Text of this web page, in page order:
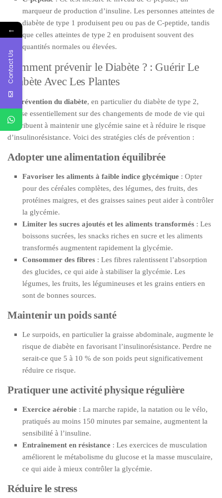
marqueur de production d’insuline. Les personnes atteintes de
diabète de type 1 produisent peu ou pas de C-peptide, tandis
que celles atteintes de type 2 en produisent souvent des
quantités normales ou élevées.
Comment prévenir le Diabète ? : Guérir Le
Diabète Avec Les Plantes
prévention du diabète, en particulier du diabète de type 2,
repose essentiellement sur des changements de mode de vie qui
contribuent à maintenir une glycémie saine et à réduire le risque
d’insulinorésistance. Voici des stratégies clés de prévention :
Adopter une alimentation équilibrée
Favoriser les aliments à faible indice glycémique : Opter
pour des céréales complètes, des légumes, des fruits, des
protéines maigres, et des graisses saines peut aider à contrôler
la glycémie.
Limiter les sucres ajoutés et les aliments transformés : Les
boissons sucrées, les snacks riches en sucre et les aliments
transformés augmentent rapidement la glycémie.
Consommer des fibres : Les fibres ralentissent l’absorption
des glucides, ce qui aide à stabiliser la glycémie. Les
légumes, les fruits, les légumineuses et les grains entiers en
sont de bonnes sources.
Maintenir un poids santé
Le surpoids, en particulier la graisse abdominale, augmente le
risque de diabète en favorisant l’insulinorésistance. Perdre ne
serait-ce que 5 à 10 % de son poids peut significativement
réduire ce risque.
Pratiquer une activité physique régulière
Exercice aérobie : La marche rapide, la natation ou le vélo,
pratiqués au moins 150 minutes par semaine, augmentent la
sensibilité à l’insuline.
Entraînement en résistance : Les exercices de musculation
améliorent le métabolisme du glucose et la masse musculaire,
ce qui aide à mieux contrôler la glycémie.
Réduire le stress
←
Contact Us